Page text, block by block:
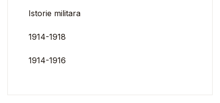
Istorie militara
1914-1918
1914-1916